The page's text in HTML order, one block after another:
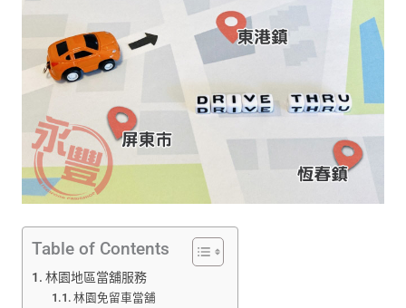
Table of Contents
林園地區當舖服務
林園免留車當舖